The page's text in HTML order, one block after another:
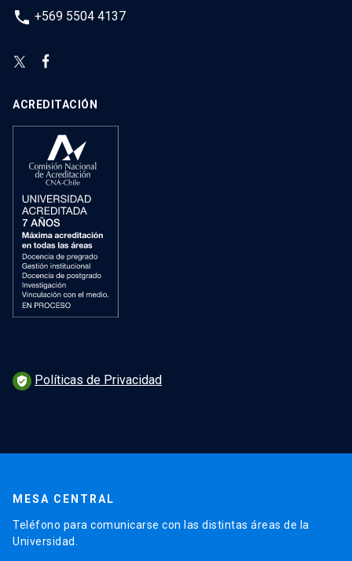
phone +569 5504 4137
ACREDITACIÓN
verified_user Políticas de Privacidad
MESA CENTRAL
Teléfono para comunicarse con las distintas áreas de la
Universidad.